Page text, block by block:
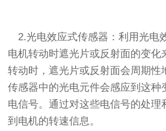
2.光电效应式传感器：利用光电
电机转动时遮光片或反射面的变化
转动时，遮光片或反射面会周期性
传感器中的光电元件会感应到这种
电信号。通过对这些电信号的处理
到电机的转速信息。